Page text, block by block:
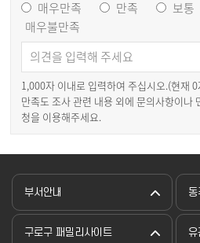
매우만족
만족 보통
매우불만족
1,000자 이내로 입력하여 주십시오.(현재 0
만족도 조사 관련 내용 외에 문의사항이나
청을 이용해주세요.
부서안내 동
구로구 패밀리사이트